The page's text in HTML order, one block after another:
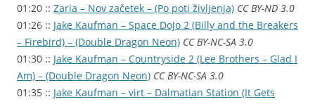
01:20 :: Zaria – Nov začetek – (Po poti življenja) CC BY-ND 3.0
01:26 :: Jake Kaufman – Space Dojo 2 (Billy and the Breakers
– Firebird) – (Double Dragon Neon) CC BY-NC-SA 3.0
01:30 :: Jake Kaufman – Countryside 2 (Lee Brothers – Glad I
Am) – (Double Dragon Neon) CC BY-NC-SA 3.0
01:35 :: Jake Kaufman – virt – Dalmatian Station (It Gets